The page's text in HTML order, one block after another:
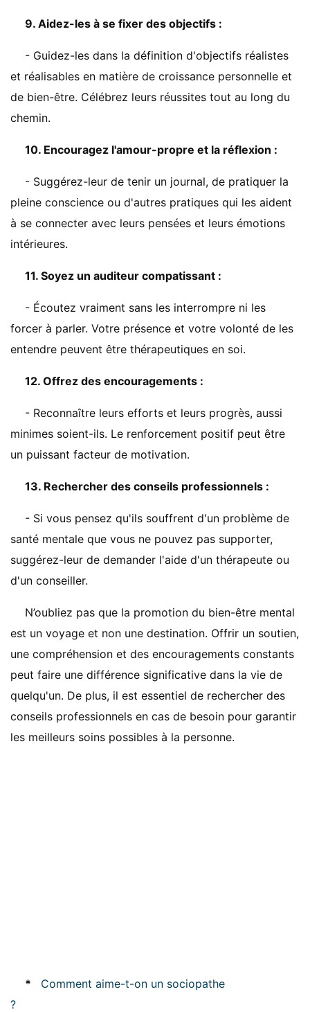
9. Aidez-les à se fixer des objectifs :
- Guidez-les dans la définition d'objectifs réalistes
et réalisables en matière de croissance personnelle et
de bien-être. Célébrez leurs réussites tout au long du
chemin.
10. Encouragez l'amour-propre et la réflexion :
- Suggérez-leur de tenir un journal, de pratiquer la
pleine conscience ou d'autres pratiques qui les aident
à se connecter avec leurs pensées et leurs émotions
intérieures.
11. Soyez un auditeur compatissant :
- Écoutez vraiment sans les interrompre ni les
forcer à parler. Votre présence et votre volonté de les
entendre peuvent être thérapeutiques en soi.
12. Offrez des encouragements :
- Reconnaître leurs efforts et leurs progrès, aussi
minimes soient-ils. Le renforcement positif peut être
un puissant facteur de motivation.
13. Rechercher des conseils professionnels :
- Si vous pensez qu'ils souffrent d'un problème de
santé mentale que vous ne pouvez pas supporter,
suggérez-leur de demander l'aide d'un thérapeute ou
d'un conseiller.
N’oubliez pas que la promotion du bien-être mental
est un voyage et non une destination. Offrir un soutien,
une compréhension et des encouragements constants
peut faire une différence significative dans la vie de
quelqu'un. De plus, il est essentiel de rechercher des
conseils professionnels en cas de besoin pour garantir
les meilleurs soins possibles à la personne.
*
Comment aime-t-on un sociopathe
?